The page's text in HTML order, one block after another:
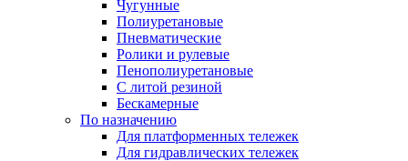
Чугунные
Полиуретановые
Пневматические
Ролики и рулевые
Пенополиуретановые
С литой резиной
Бескамерные
По назначению
Для платформенных тележек
Для гидравлических тележек